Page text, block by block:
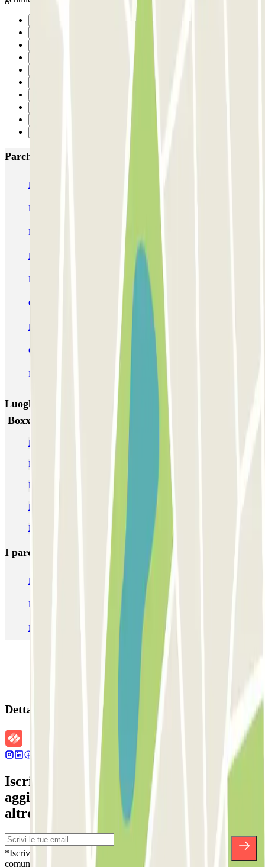
Parcheggi più popolari a Tolosa
Boxx'in Aéroport Toulouse - Self - Couvert
Boxx'in Aéroport Toulouse - Couvert - Valet
ECTOR - Service Voiturier - Extérieur - Aéroport Toulouse
Blue Valet - Aéroport de Toulouse Blagnac (TLS) - Exterieur
EASYPARK31 - Aéroport de Toulouse - Service Voiturier
OSKO Hôtel Toulouse Aéroport
PARKME - Shuttle - Aéroport de Toulouse Blagnac
Capitole Toulouse INDIGO INDIGO Clinique Pasteur
INDIGO Esquirol
Luoghi ed eventi che potrebbero interessarti vicino a
Boxx'in Aéroport Toulouse - Self - Couvert
Parcheggi all’Aeroporto di Tolosa - Blagnac (TLS)
Parcheggio vicino alla Basilica di Saint-Sernin
Parcheggio vicino al Convento dei Giacobini
Parcheggio vicino a Capitole Toulouse
Parcheggio vicino alla stazione di Matabiau
I parcheggi più prenotati
Parcheggio Venezia Parcheggio Piazzale Roma Venezia
Parcheggio Roma Parcheggio Milano
Parcheggio Malpensa Terminal 1 Parcheggio Malpensa
Dettagli della prenotazione
Iscriviti alla nostra Newsletter e rimani
aggiornato su sconti, concorsi e tante
altre sorprese.
*Iscrivendoti, accetti la nostra Informativa sulla Privacy per ricevere
comunicazioni commerciali da Parclick. Senza alcun impegno,